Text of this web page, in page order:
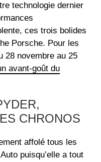
technologie dernier
ces trois bolides
Porsche. Pour les
28 novembre au 25
avant-goût du
CHRONOS
affolé tous les
puisqu’elle a tout